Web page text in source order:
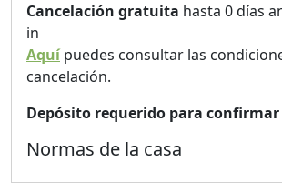
Cancelación gratuita hasta 0 días
in
Aquípuedes consultar las
cancelación.
Depósito requerido para confirmar
Normas de la casa